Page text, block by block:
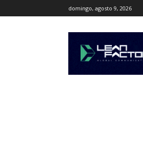
domingo, agosto 9, 2026